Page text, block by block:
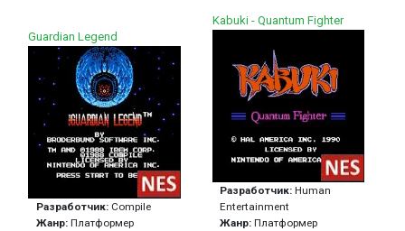
Guardian Legend
Разработчик: Compile
Жанр: Платформер
Kabuki - Quantum Fighter
Разработчик:Human
Entertainment
Жанр:Платформер